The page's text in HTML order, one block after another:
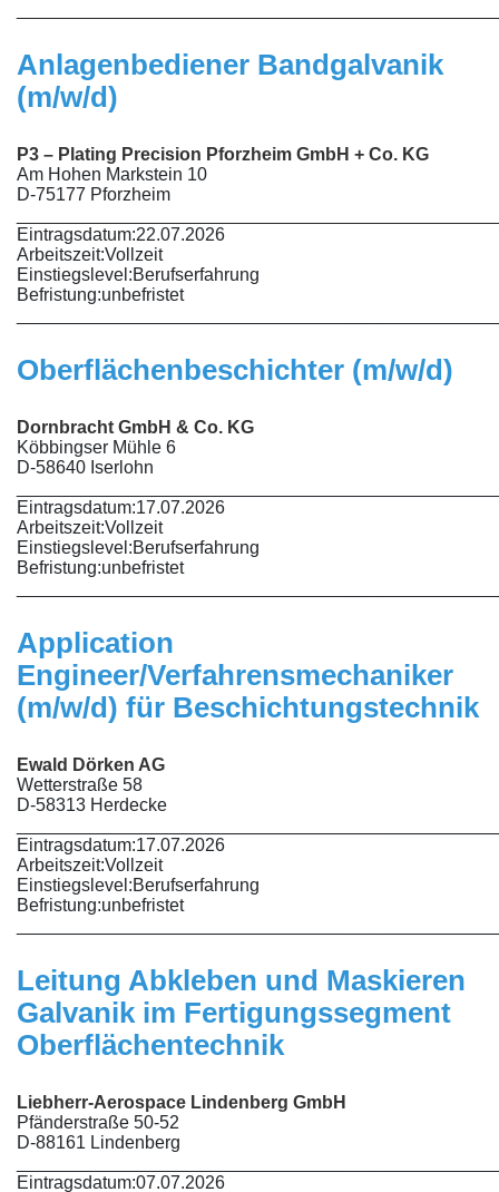
Anlagenbediener Bandgalvanik
(m/w/d)
P3 – Plating Precision Pforzheim GmbH + Co. KG
Am Hohen Markstein 10
D-75177 Pforzheim
Eintragsdatum:22.07.2026
Arbeitszeit:Vollzeit
Einstiegslevel:Berufserfahrung
Befristung:unbefristet
Oberflächenbeschichter (m/w/d)
Dornbracht GmbH & Co. KG
Köbbingser Mühle 6
D-58640 Iserlohn
Eintragsdatum:17.07.2026
Arbeitszeit:Vollzeit
Einstiegslevel:Berufserfahrung
Befristung:unbefristet
Application
Engineer/Verfahrensmechaniker
(m/w/d) für Beschichtungstechnik
Ewald Dörken AG
Wetterstraße 58
D-58313 Herdecke
Eintragsdatum:17.07.2026
Arbeitszeit:Vollzeit
Einstiegslevel:Berufserfahrung
Befristung:unbefristet
Leitung Abkleben und Maskieren
Galvanik im Fertigungssegment
Oberflächentechnik
Liebherr-Aerospace Lindenberg GmbH
Pfänderstraße 50-52
D-88161 Lindenberg
Eintragsdatum:07.07.2026